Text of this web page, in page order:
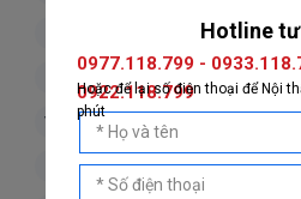
giấy dán tường phòng ngủ
vải dán tường
decal dán kính giấy dán